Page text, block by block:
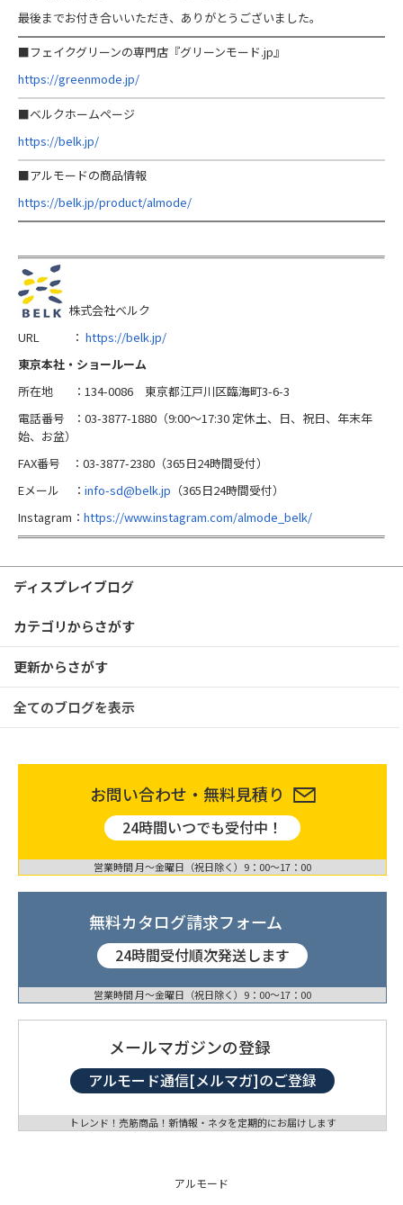
最後までお付き合いいただき、ありがとうございました。
■フェイクグリーンの専門店『グリーンモード.jp』
https://greenmode.jp/
■ベルクホームページ
https://belk.jp/
■アルモードの商品情報
https://belk.jp/product/almode/
株式会社ベルク
URL ： https://belk.jp/
東京本社・ショールーム
所在地 ：134-0086 東京都江戸川区臨海町3-6-3
電話番号 ：03-3877-1880（9:00～17:30 定休土、日、祝日、年末年
始、お盆）
FAX番号 ：03-3877-2380（365日24時間受付）
Eメール ： info-sd@belk.jp （365日24時間受付）
Instagram： https://www.instagram.com/almode_belk/
ディスプレイブログ
カテゴリからさがす
更新からさがす
全てのブログを表示
お問い合わせ・無料見積り
24時間いつでも受付中！
営業時間 月〜金曜日（祝日除く）9：00〜17：00
無料カタログ請求フォーム
24時間受付順次発送します
営業時間 月〜金曜日（祝日除く）9：00〜17：00
メールマガジンの登録
アルモード通信[メルマガ]のご登録
トレンド！売筋商品！新情報・ネタを定期的にお届けします
アルモード